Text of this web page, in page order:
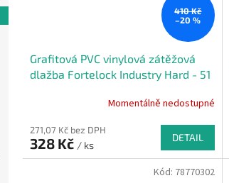
410 Kč
–20 %
Grafitová PVC vinylová zátěžová
dlažba Fortelock Industry Hard - 51
Momentálně nedostupné
271,07 Kč bez DPH
328 Kč / ks
DETAIL
Kód: 78770302